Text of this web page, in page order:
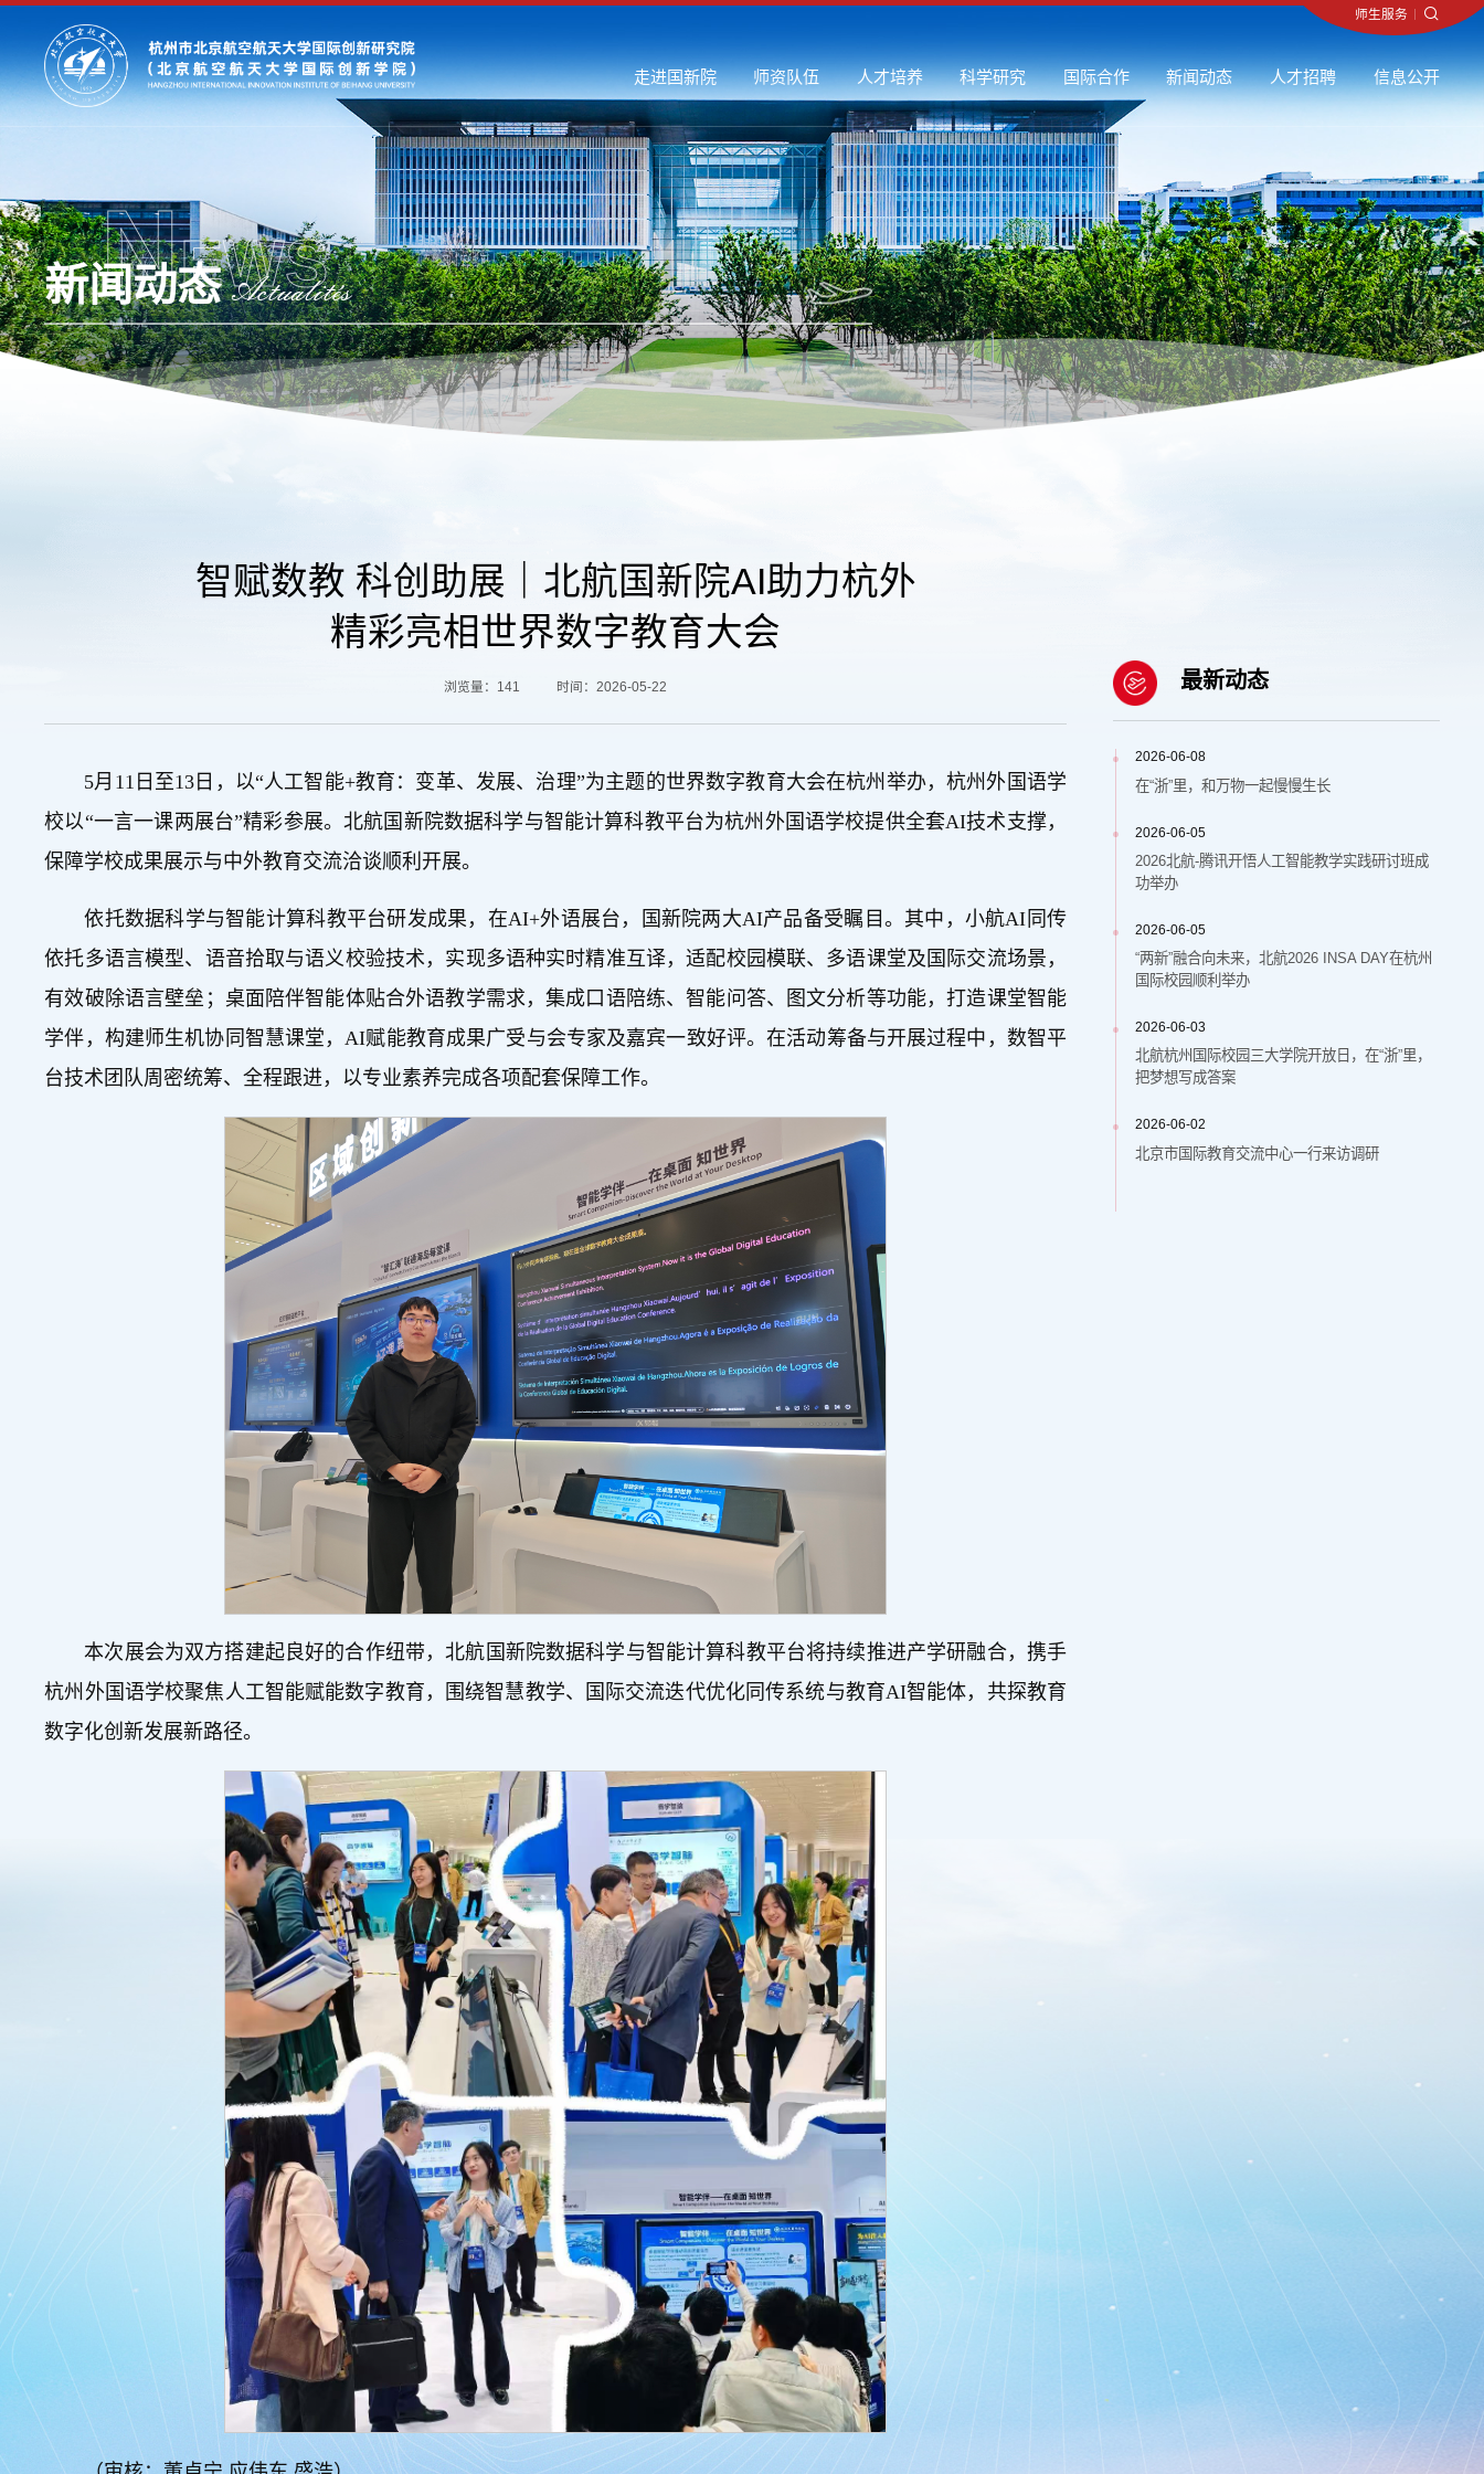
师生服务
师生服务
师生服务
师生服务
师生服务
师生服务
师生服务
师生服务
师生服务
师生服务
师生服务
师生服务
师生服务
师生服务
师生服务
师生服务
师生服务
师生服务
师生服务
师生服务
师生服务
师生服务
师生服务
师生服务
师生服务
师生服务
师生服务
师生服务
师生服务
师生服务
师生服务
师生服务
师生服务
师生服务
师生服务
师生服务
师生服务
师生服务
师生服务
师生服务
师生服务
师生服务
师生服务
师生服务
师生服务
师生服务
师生服务
师生服务
师生服务
师生服务
师生服务
师生服务
师生服务
师生服务
师生服务
师生服务
师生服务